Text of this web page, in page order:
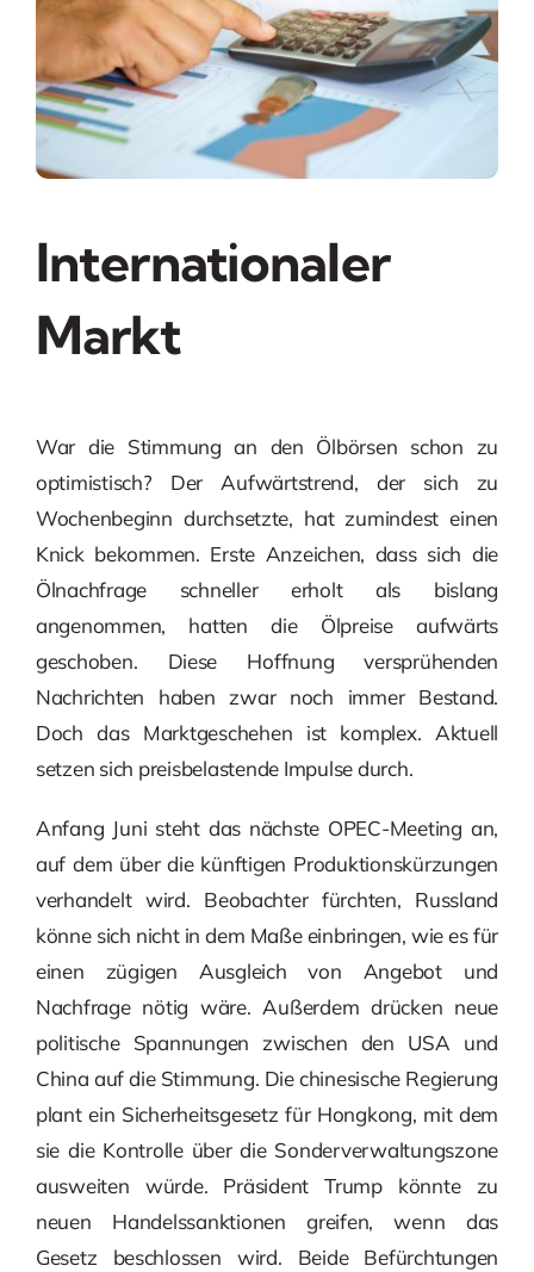
Internationaler
Markt
War die Stimmung an den Ölbörsen schon zu
optimistisch? Der Aufwärtstrend, der sich zu
Wochenbeginn durchsetzte, hat zumindest einen
Knick bekommen. Erste Anzeichen, dass sich die
Ölnachfrage schneller erholt als bislang
angenommen, hatten die Ölpreise aufwärts
geschoben. Diese Hoffnung versprühenden
Nachrichten haben zwar noch immer Bestand.
Doch das Marktgeschehen ist komplex. Aktuell
setzen sich preisbelastende Impulse durch.
Anfang Juni steht das nächste OPEC-Meeting an,
auf dem über die künftigen Produktionskürzungen
verhandelt wird. Beobachter fürchten, Russland
könne sich nicht in dem Maße einbringen, wie es für
einen zügigen Ausgleich von Angebot und
Nachfrage nötig wäre. Außerdem drücken neue
politische Spannungen zwischen den USA und
China auf die Stimmung. Die chinesische Regierung
plant ein Sicherheitsgesetz für Hongkong, mit dem
sie die Kontrolle über die Sonderverwaltungszone
ausweiten würde. Präsident Trump könnte zu
neuen Handelssanktionen greifen, wenn das
Gesetz beschlossen wird. Beide Befürchtungen